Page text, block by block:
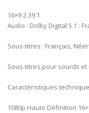
16×9 2.39.1
Audio : Dolby Digital 5.1 :
Sous-titres : Français,
Sous-titres pour sourds et
Caractéristiques
1080p Haute Définition